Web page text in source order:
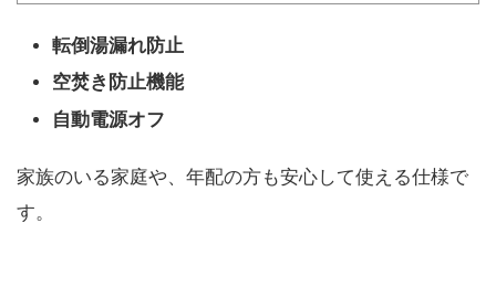
転倒湯漏れ防止
空焚き防止機能
自動電源オフ
家族のいる家庭や、年配の方も安心して使える仕様で
す。